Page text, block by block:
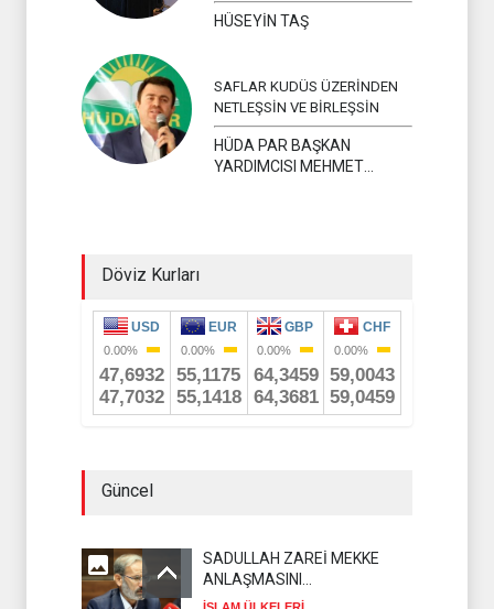
HÜSEYİN TAŞ
SAFLAR KUDÜS ÜZERİNDEN
NETLEŞSİN VE BİRLEŞSİN
HÜDA PAR BAŞKAN
YARDIMCISI MEHMET
Döviz Kurları
Güncel
SADULLAH ZAREİ MEKKE
ANLAŞMASINI
DEĞERLENDİRDİ